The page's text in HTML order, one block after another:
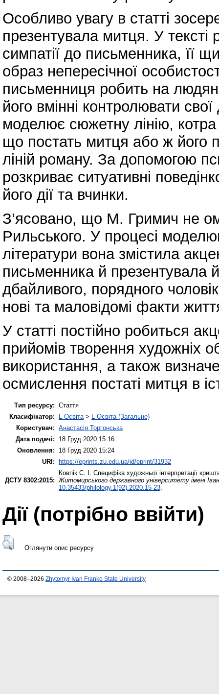
Особливо увагу в статті
презентувала митця. У тексті
симпатії до письменника, її
образ непересічної
письменниця робить на
його вмінні контролювати
моделює сюжетну лінію,
що постать митця або ж його
ліній роману. За допомогою
розкриває ситуативні
його дії та вчинки.
З’ясовано, що М. Гримич не
Рильського. У процесі
літератури вона змістила
письменника й презентувала
дбайливого, порядного
нові та маловідомі факти
У статті постійно робиться
прийомів творення художніх
використання, а також
осмислення постаті митця в
Тип ресурсу: Стаття
Класифікатор:
L Освіта >
L Освіта (Загальне)
Користувач: Анастасія Торгонська
Дата подачі:
18 Груд 2020 15:16
Оновлення:
18 Груд 2020 15:24
URI:
https://eprints.zu.edu.ua/id/eprint/31932
ДСТУ 8302:2015:
Ковпік С. І.
Специфіка художньої інтерпретації
Житомирського державного університету імені
10.35433/philology.1(92).2020.15-23
Дії ​​(потрібно ввійти)
Оглянути опис ресурсу
© 2008–2026 Zhytomyr Ivan Franko State University